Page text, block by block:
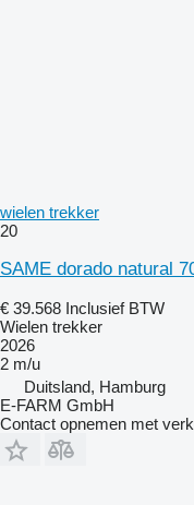
wielen trekker
20
SAME dorado natural
€ 39.568 Inclusief BTW
Wielen trekker
2026
2 m/u
Duitsland, Hamburg
E-FARM GmbH
Contact opnemen met